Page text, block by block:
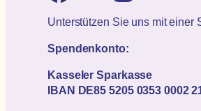
Unterstützen Sie uns mit einer
Spendenkonto:
Kasseler Sparkasse
IBAN DE85 5205 0353 0002